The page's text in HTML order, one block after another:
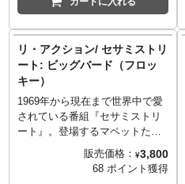
Ness」、「New Era」と共に発
ン」の一部として、ニックスカ
ラーやその要素をオマージュし
たリアクションフィギュアが登
場！フィギュアの他にトレディ
ングカードも付属したスペシャ
ルなアイテム。
リ・アクション/ セサミストリ
ート: ビッグバード（フロッ
キー）
1969年から現在まで世界中で愛
されている番組『セサミストリ
ート』。登場するマペットたち
を手掛けるのは、『マペットシ
ョー』、『フラグルロック』、
『ラビリンス/魔王の迷宮』を手
販売価格： ¥3,800
68 ポイント獲得